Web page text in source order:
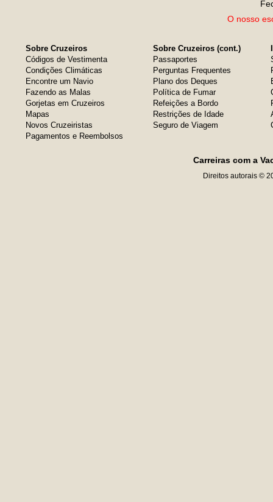
O nosso
Sobre Cruzeiros
Códigos de Vestimenta
Condições Climáticas
Encontre um Navio
Fazendo as Malas
Gorjetas em Cruzeiros
Mapas
Novos Cruzeiristas
Pagamentos e Reembolsos
Sobre Cruzeiros (cont.)
Passaportes
Perguntas Frequentes
Plano dos Deques
Política de Fumar
Refeições a Bordo
Restrições de Idade
Seguro de Viagem
Carreiras com a
Direitos autorais ©